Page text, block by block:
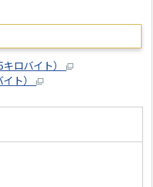
キロバイト）
イト）